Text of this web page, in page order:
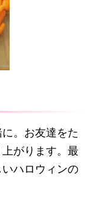
。お友達をた
がります。最
ハロウィンの